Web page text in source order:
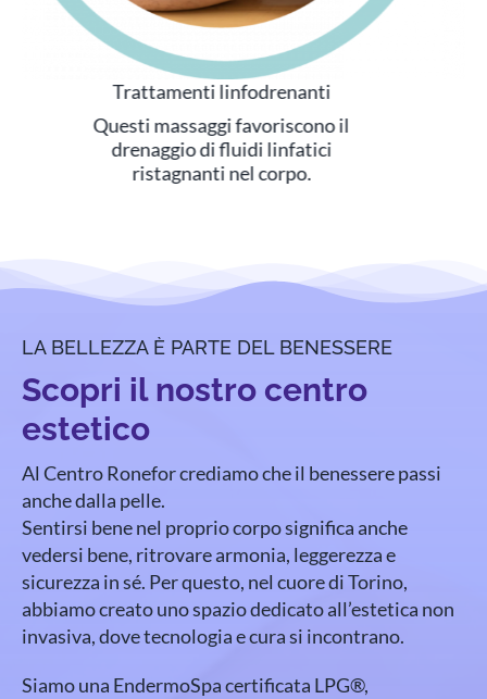
Taping e bendaggio sportivo
Queste bende elastiche sono utili
a curare diverse problematiche
articolari e muscolari.
LA BELLEZZA È PARTE DEL BENESSERE
Scopri il nostro centro
estetico
Al Centro Ronefor crediamo che il benessere passi
anche dalla pelle.
Sentirsi bene nel proprio corpo significa anche
vedersi bene, ritrovare armonia, leggerezza e
sicurezza in sé. Per questo, nel cuore di Torino,
abbiamo creato uno spazio dedicato all’estetica non
invasiva, dove tecnologia e cura si incontrano.
Siamo una EndermoSpa certificata LPG®,